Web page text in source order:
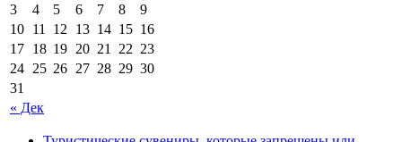
« Дек
3
4 5 6 7 8
9
10 11 12 13 14 15 16
17 18 19 20 21 22 23
24 25 26 27 28 29 30
31